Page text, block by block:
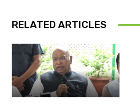
RELATED ARTICLES